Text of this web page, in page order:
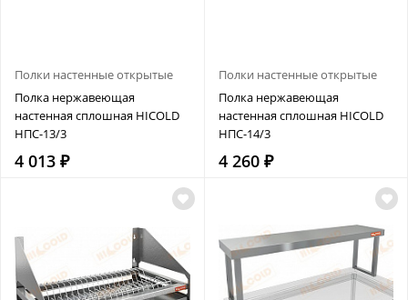
Полки настенные открытые
Полка нержавеющая
настенная сплошная HICOLD
НПС-13/3
4 013 ₽
Полки настенные открытые
Полка нержавеющая
настенная сплошная HICOLD
НПС-14/3
4 260 ₽